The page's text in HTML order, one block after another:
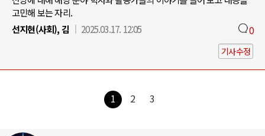
고민해 보는 자리.
선지현(사회), 김
2025.03.17. 12:05 0
기사수정
1 2 3